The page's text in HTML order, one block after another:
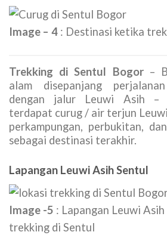
Image – 4 : Destinasi ketika
Trekking di Sentul Bogor–
alam disepanjang
dengan jalur Leuwi Asih –
terdapat curug / air terjun
perkampungan, perbukitan,
sebagai destinasi terakhir.
Lapangan Leuwi Asih Sentul
Image -5 : Lapangan Leuwi
trekking di Sentul